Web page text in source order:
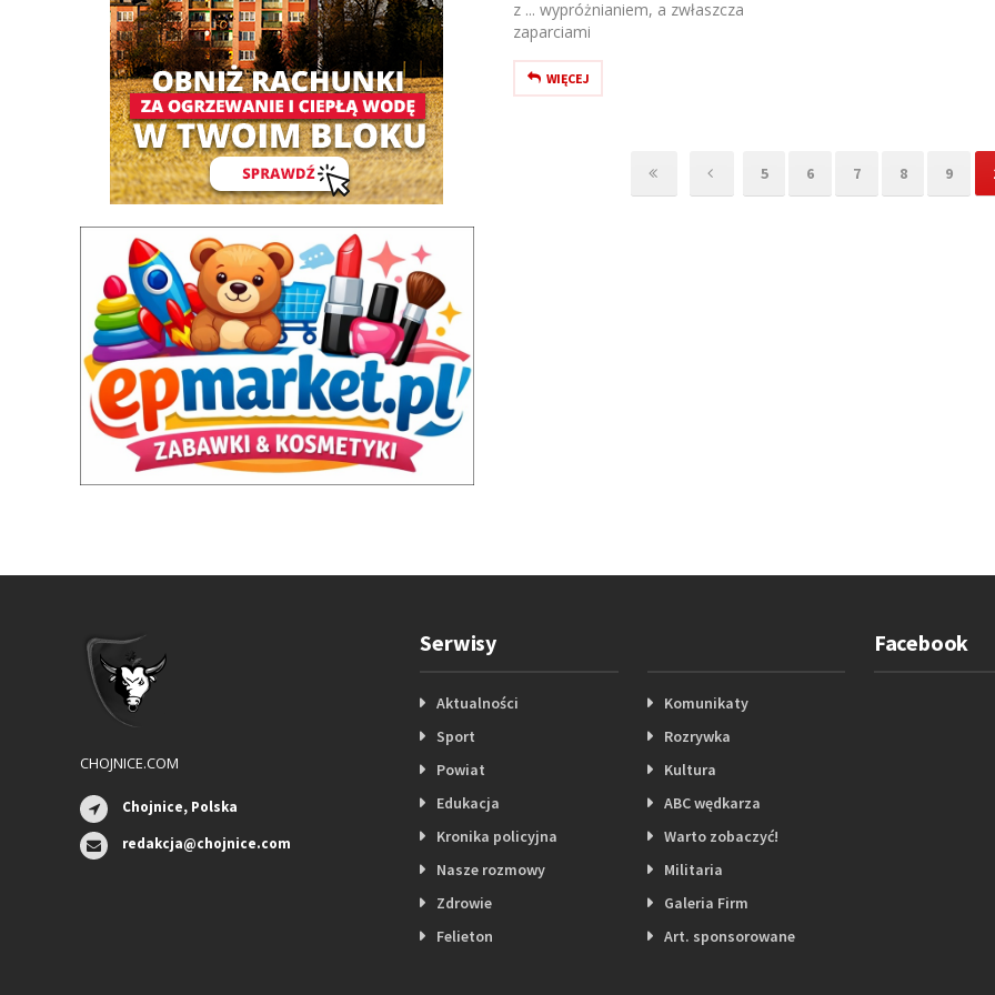
z ... wypróżnianiem, a zwłaszcza
zaparciami
WIĘCEJ
5 6 7 8 9
CHOJNICE.COM
Chojnice, Polska
redakcja@chojnice.com
Serwisy
Aktualności
Sport
Powiat
Edukacja
Kronika policyjna
Nasze rozmowy
Zdrowie
Felieton
Komunikaty
Rozrywka
Kultura
ABC wędkarza
Warto zobaczyć!
Militaria
Galeria Firm
Art. sponsorowane
Facebook